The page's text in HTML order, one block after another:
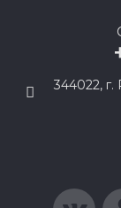
344022,